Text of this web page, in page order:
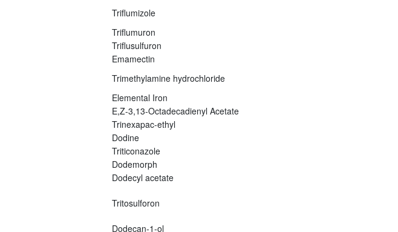
Triflumizole
Triflumuron
Triflusulfuron
Emamectin
Trimethylamine hydrochloride
Elemental Iron
E,Z-3,13-Octadecadienyl Acetate
Trinexapac-ethyl
Dodine
Triticonazole
Dodemorph
Dodecyl acetate
Tritosulforon
Dodecan-1-ol